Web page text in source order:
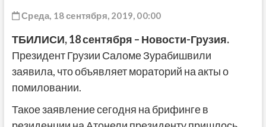
Среда, 18 сентября, 2019, 00:00
ТБИЛИСИ,18сентября – Новости-Грузия.
Президент Грузии Саломе Зурабишвили
заявила, что объявляет мораторий на акты о
помиловании.
Такое заявление сегодня на брифинге в